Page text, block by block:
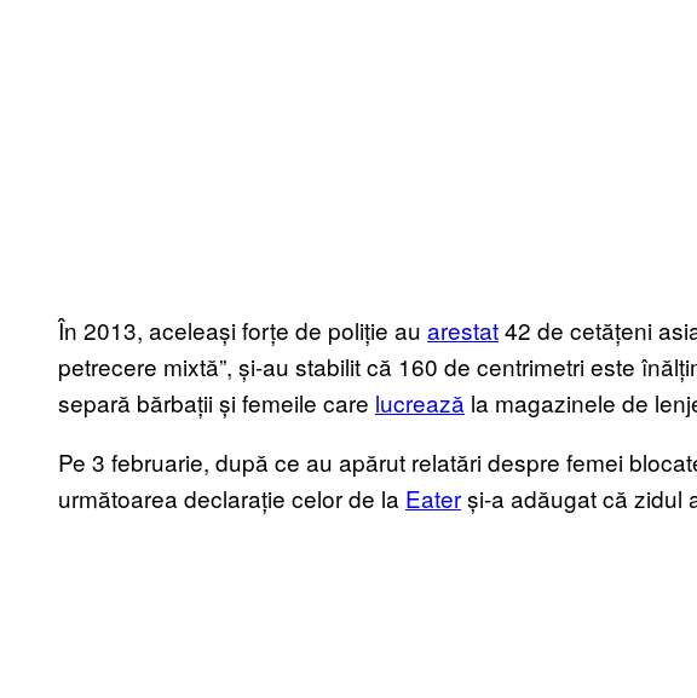
În 2013, aceleași forțe de poliție au arestat42 de cetățeni
petrecere mixtă”, și-au stabilit că 160 de centrimetri este
separă bărbații și femeile care lucrează la magazinele de
Pe 3 februarie, după ce au apărut relatări despre femei
următoarea declarație celor de la Eaterși-a adăugat că zidul